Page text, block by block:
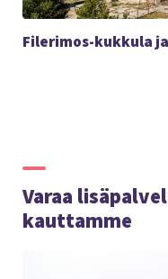
Filerimos-kukkula
Varaa
kauttamme